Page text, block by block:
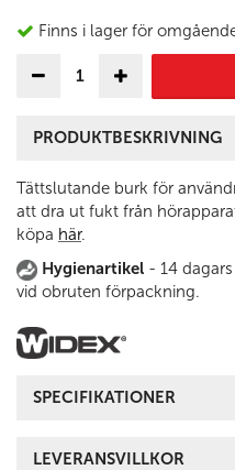
Finns i lager för
PRODUKTBESKRIVNING
Tättslutande burk för
att dra ut fukt från
köpa här.
Hygienartikel - 14
vid obruten förpackning.
SPECIFIKATIONER
LEVERANSVILLKOR